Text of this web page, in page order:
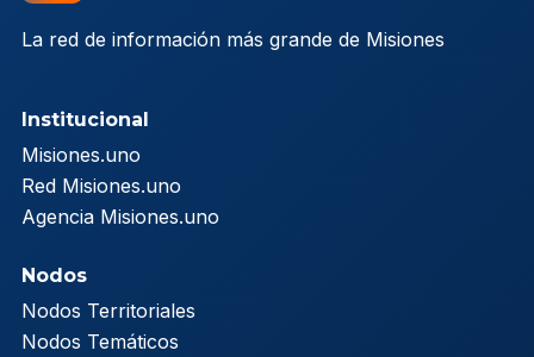
La red de información más grande de Misiones
Institucional
Misiones.uno
Red Misiones.uno
Agencia Misiones.uno
Nodos
Nodos Territoriales
Nodos Temáticos